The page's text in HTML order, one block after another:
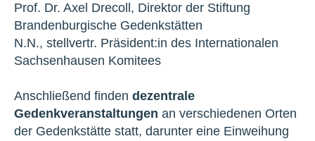
Prof. Dr. Axel Drecoll, Direktor der Stiftung
Brandenburgische Gedenkstätten
N.N., stellvertr. Präsident:in des Internationalen
Sachsenhausen Komitees
Anschließend finden dezentrale
Gedenkveranstaltungen an verschiedenen Orten
der Gedenkstätte statt, darunter eine Einweihung